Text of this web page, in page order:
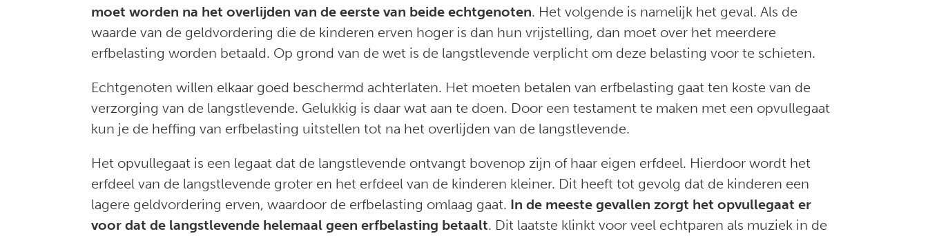
moet worden na het overlijden van de eerste van beide echtgenoten. Het volgende is namelijk het geval. Als de
waarde van de geldvordering die de kinderen erven hoger is dan hun vrijstelling, dan moet over het meerdere
erfbelasting worden betaald. Op grond van de wet is de langstlevende verplicht om deze belasting voor te schieten.
Echtgenoten willen elkaar goed beschermd achterlaten. Het moeten betalen van erfbelasting gaat ten koste van de
verzorging van de langstlevende. Gelukkig is daar wat aan te doen. Door een testament te maken met een opvullegaat
kun je de heffing van erfbelasting uitstellen tot na het overlijden van de langstlevende.
Het opvullegaat is een legaat dat de langstlevende ontvangt bovenop zijn of haar eigen erfdeel. Hierdoor wordt het
erfdeel van de langstlevende groter en het erfdeel van de kinderen kleiner. Dit heeft tot gevolg dat de kinderen een
lagere geldvordering erven, waardoor de erfbelasting omlaag gaat. In de meeste gevallen zorgt het opvullegaat er
voor dat de langstlevende helemaal geen erfbelasting betaalt. Dit laatste klinkt voor veel echtparen als muziek in de